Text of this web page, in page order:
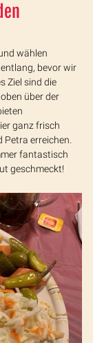
wählen
bevor wir
Ziel sind die
über der
ganz frisch
erreichen.
fantastisch
geschmeckt!